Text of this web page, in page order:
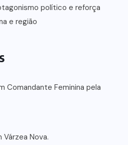
político e reforça
e região
Comandante Feminina pela
Várzea Nova.